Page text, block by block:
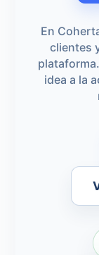
En
clientes
idea a la